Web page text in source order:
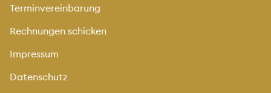
Terminvereinbarung
Rechnungen schicken
Impressum
Datenschutz